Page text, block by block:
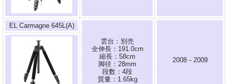
EL Carmagne 645L(A)
雲台：別売
全伸長：191.0cm
縮長：58cm
脚径：28mm
段数：4段
質量：1.65kg
2008－2009